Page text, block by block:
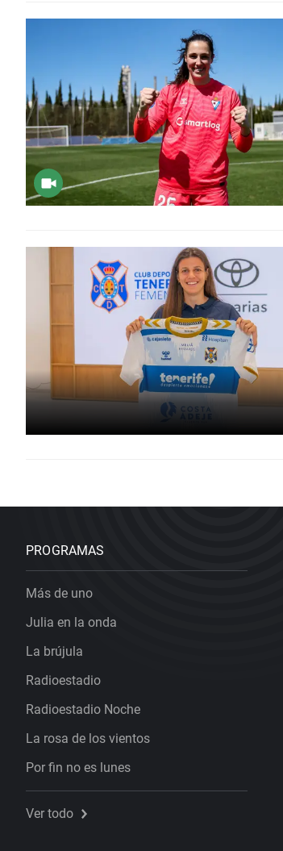
PROGRAMAS
Más de uno
Julia en la onda
La brújula
Radioestadio
Radioestadio Noche
La rosa de los vientos
Por fin no es lunes
Ver todo